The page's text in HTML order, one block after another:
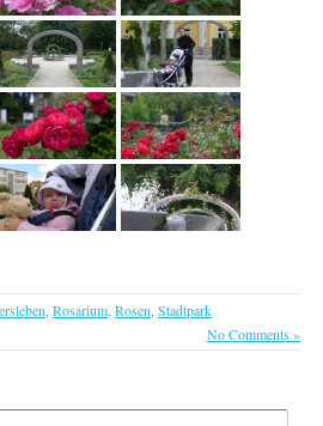
Rosarium Rosen Stadtpark
No Comments »